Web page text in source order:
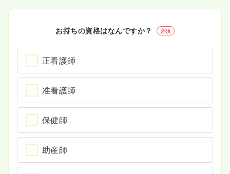
お持ちの資格はなんですか？ 必須
正看護師
准看護師
保健師
助産師